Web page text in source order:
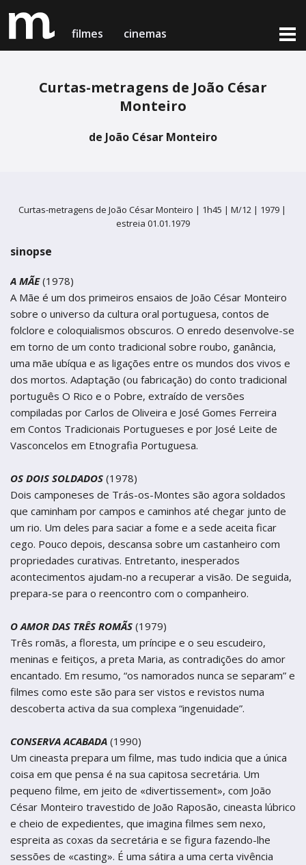
filmes cinemas
Porto
Setúbal
Cinema Charlot - Auditório Municipal
Figueira da Foz
Centro de Artes e Espectáculos
Braga
Theatro Circo
Coimbra
Teatro Académico Gil Vicente
filmes em exibição
Porto
Teatro Campo Alegre
Setúbal
Cinema Charlot - Auditório Municipal
Figueira da Foz
Centro de Artes e Espectáculos
Braga
Theatro Circo
Coimbra
Teatro Académico Gil Vicente
sobre nós & contactos
medeia card
termos de uso
Curtas-metragens de João César
Monteiro
de João César Monteiro
Curtas-metragens de João César Monteiro | 1h45 | M/12 | 1979 |
estreia 01.01.1979
sinopse
A MÃE(1978)
A Mãe é um dos primeiros ensaios de João César Monteiro
sobre o universo da cultura oral portuguesa, contos de
folclore e coloquialismos obscuros. O enredo desenvolve-se
em torno de um conto tradicional sobre roubo, ganância,
uma mãe ubíqua e as ligações entre os mundos dos vivos e
dos mortos. Adaptação (ou fabricação) do conto tradicional
português O Rico e o Pobre, extraído de versões
compiladas por Carlos de Oliveira e José Gomes Ferreira
em Contos Tradicionais Portugueses e por José Leite de
Vasconcelos em Etnografia Portuguesa.
OS DOIS SOLDADOS (1978)
Dois camponeses de Trás-os-Montes são agora soldados
que caminham por campos e caminhos até chegar junto de
um rio. Um deles para saciar a fome e a sede aceita ficar
cego. Pouco depois, descansa sobre um castanheiro com
propriedades curativas. Entretanto, inesperados
acontecimentos ajudam-no a recuperar a visão. De seguida,
prepara-se para o reencontro com o companheiro.
O AMOR DAS TRÊS ROMÃS (1979)
Três romãs, a floresta, um príncipe e o seu escudeiro,
meninas e feitiços, a preta Maria, as contradições do amor
encantado. Em resumo, “os namorados nunca se separam” e
filmes como este são para ser vistos e revistos numa
descoberta activa da sua complexa “ingenuidade”.
CONSERVA ACABADA (1990)
Um cineasta prepara um filme, mas tudo indicia que a única
coisa em que pensa é na sua capitosa secretária. Um
pequeno filme, em jeito de «divertissement», com João
César Monteiro travestido de João Raposão, cineasta lúbrico
e cheio de expedientes, que imagina filmes sem nexo,
espreita as coxas da secretária e se figura fazendo-lhe
sessões de «casting». É uma sátira a uma certa vivência